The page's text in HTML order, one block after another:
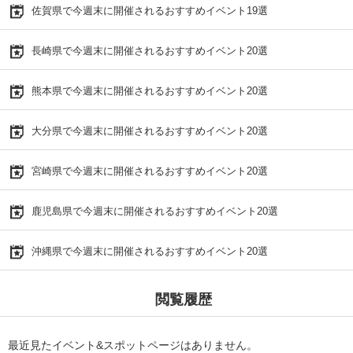
佐賀県で今週末に開催されるおすすめイベント19選
長崎県で今週末に開催されるおすすめイベント20選
熊本県で今週末に開催されるおすすめイベント20選
大分県で今週末に開催されるおすすめイベント20選
宮崎県で今週末に開催されるおすすめイベント20選
鹿児島県で今週末に開催されるおすすめイベント20選
沖縄県で今週末に開催されるおすすめイベント20選
閲覧履歴
最近見たイベント&スポットページはありません。